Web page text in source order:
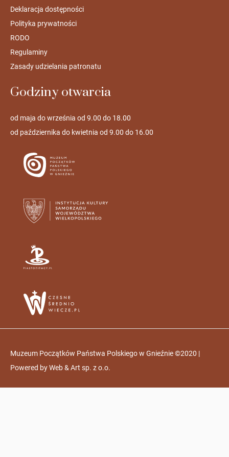
Deklaracja dostępności
Polityka prywatności
RODO
Regulaminy
Zasady udzielania patronatu
Godziny otwarcia
od maja do września od 9.00 do 18.00
od października do kwietnia od 9.00 do 16.00
Muzeum Początków Państwa Polskiego w Gnieźnie ©2020 |
Powered byWeb & Art sp. z o.o.